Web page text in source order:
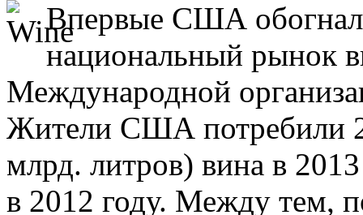
Впервые США
национальный рынок
Международной
Жители США потребили
млрд. литров) вина в
в 2012 году. Между тем,